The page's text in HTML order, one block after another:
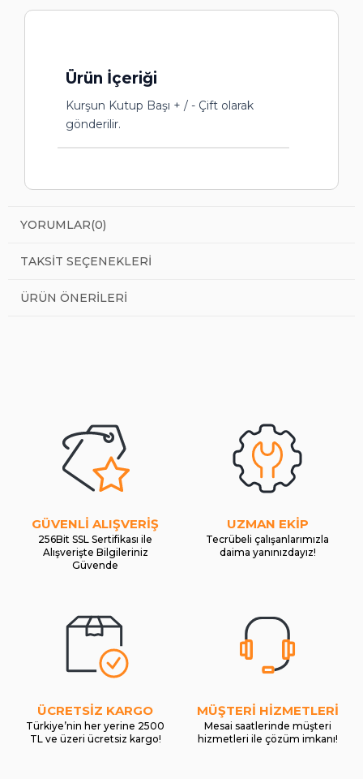
Ürün İçeriği
Kurşun Kutup Başı + / - Çift olarak
gönderilir.
YORUMLAR(0)
TAKSIT SEÇENEKLERI
ÜRÜN ÖNERILERI
GÜVENLİ ALIŞVERİŞ
256Bit SSL Sertifikası ile
Alışverişte Bilgileriniz
Güvende
UZMAN EKİP
Tecrübeli çalışanlarımızla
daima yanınızdayız!
ÜCRETSİZ KARGO
Türkiye’nin her yerine 2500
TL ve üzeri ücretsiz kargo!
MÜŞTERİ HİZMETLERİ
Mesai saatlerinde müşteri
hizmetleri ile çözüm imkanı!